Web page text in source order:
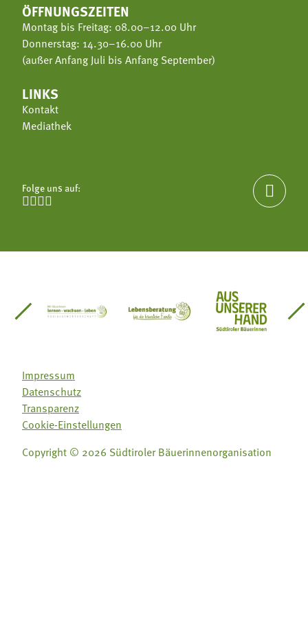
ÖFFNUNGSZEITEN
Montag bis Freitag: 08.00–12.00 Uhr
Donnerstag: 14.30–16.00 Uhr
(außer Anfang Juli bis Anfang September)
LINKS
Kontakt
Mediathek
Folge uns auf:
   

Südtirol
Gärtnervereinigung
Sozialgenossenschaft Mit Bäuerinnen lernen -
Lebensberatung für dieAus unserer
Impressum
Datenschutz
Transparenz
Cookie-Einstellungen
Copyright © 2026 Südtiroler Bäuerinnenorganisation